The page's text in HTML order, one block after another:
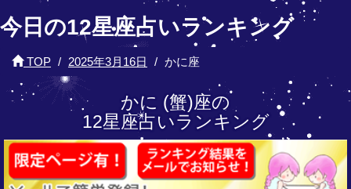
今日の12星座占いランキング
TOP 2025年3月16日 かに座
かに (蟹)座の
12星座占いランキング